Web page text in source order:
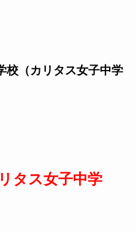
校（カリタス女子中学
タス女子中学